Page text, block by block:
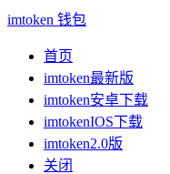
imtoken 钱包
首页
imtoken最新版
imtoken安卓下载
imtokenIOS下载
imtoken2.0版
关闭